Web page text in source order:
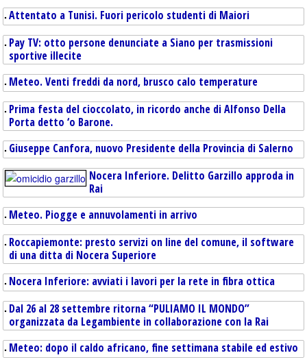
MALTEMPO
Attentato a Tunisi. Fuori pericolo studenti di Maiori
Pay TV: otto persone denunciate a Siano per trasmissioni
sportive illecite
Meteo. Venti freddi da nord, brusco calo temperature
Prima festa del cioccolato, in ricordo anche di Alfonso Della
Porta detto ‘o Barone.
Giuseppe Canfora, nuovo Presidente della Provincia di Salerno
Nocera Inferiore. Delitto Garzillo approda in
Rai
Meteo. Piogge e annuvolamenti in arrivo
Roccapiemonte: presto servizi on line del comune, il software
di una ditta di Nocera Superiore
Nocera Inferiore: avviati i lavori per la rete in fibra ottica
Dal 26 al 28 settembre ritorna “PULIAMO IL MONDO”
organizzata da Legambiente in collaborazione con la Rai
Meteo: dopo il caldo africano, fine settimana stabile ed estivo